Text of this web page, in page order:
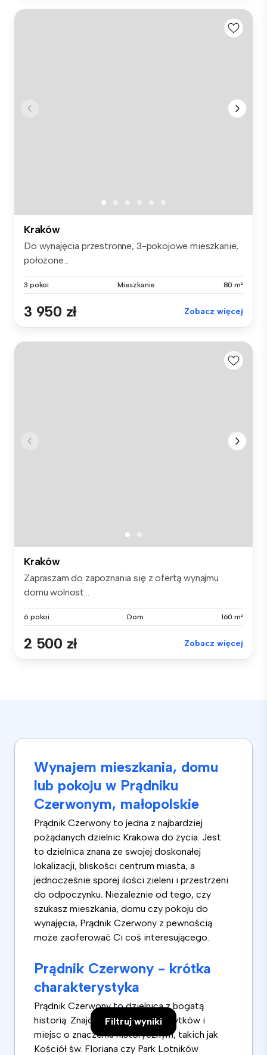
Filtruj wyniki
Kraków
Do wynajęcia przestronne, 3-pokojowe mieszkanie,
położone...
3 pokoi Mieszkanie 80 m²
3 950 zł Zobacz więcej
Kraków
Zapraszam do zapoznania się z ofertą wynajmu
domu wolnost...
6 pokoi Dom 160 m²
2 500 zł Zobacz więcej
Wynajem mieszkania, domu
lub pokoju w Prądniku
Czerwonym, małopolskie
Prądnik Czerwony to jedna z najbardziej
pożądanych dzielnic Krakowa do życia. Jest
to dzielnica znana ze swojej doskonałej
lokalizacji, bliskości centrum miasta, a
jednocześnie sporej ilości zieleni i przestrzeni
do odpoczynku. Niezależnie od tego, czy
szukasz mieszkania, domu czy pokoju do
wynajęcia, Prądnik Czerwony z pewnością
może zaoferować Ci coś interesującego.
Prądnik Czerwony - krótka
charakterystyka
Prądnik Czerwony to dzielnica z bogatą
historią. Znajduje się tu wiele zabytków i
miejsc o znaczeniu historycznym, takich jak
Kościół św. Floriana czy Park Lotników